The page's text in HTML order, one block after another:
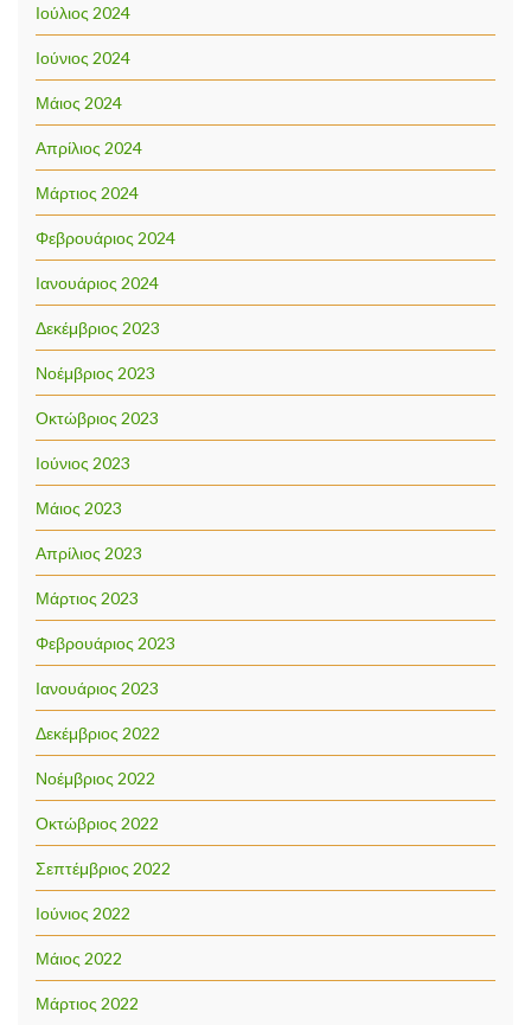
Ιούλιος 2024
Ιούνιος 2024
Μάιος 2024
Απρίλιος 2024
Μάρτιος 2024
Φεβρουάριος 2024
Ιανουάριος 2024
Δεκέμβριος 2023
Νοέμβριος 2023
Οκτώβριος 2023
Ιούνιος 2023
Μάιος 2023
Απρίλιος 2023
Μάρτιος 2023
Φεβρουάριος 2023
Ιανουάριος 2023
Δεκέμβριος 2022
Νοέμβριος 2022
Οκτώβριος 2022
Σεπτέμβριος 2022
Ιούνιος 2022
Μάιος 2022
Μάρτιος 2022